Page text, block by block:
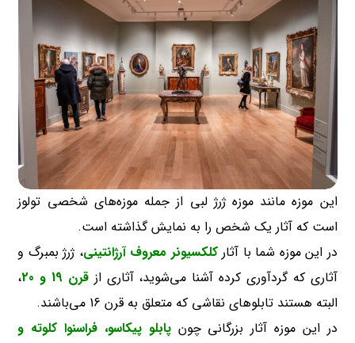
این موزه مانند موزه ژرژ لبی از جمله موزه‌های شخصی تولوز
است که آثار یک شخص را به نمایش گذاشته است.
در این موزه شما با آثارکلکسیونر معروف آرژانتینی، ژرژ بمبرگ و
آثاری که گردآوری کرده آشنا می‌شوید، آثاری از قرن 19 و 20
،
البته هستند تابلوهای نقاشی که متعلق به قرن 16 می‌باشند.
در این موزه آثار بزرگانی چونپابلو پیکاسو، فراسنوا کلوته و